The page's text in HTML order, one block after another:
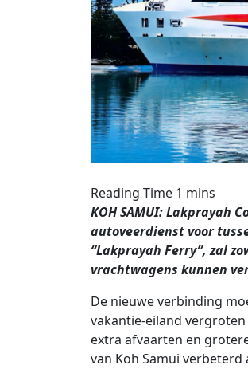
KOH SAMUI: Lakprayah
autoveerdienst voor
“Lakprayah Ferry”, zal
vrachtwagens kunnen
De nieuwe verbinding
vakantie‑eiland
extra afvaarten en
van Koh Samui